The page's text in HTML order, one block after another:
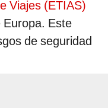
Viajes (ETIAS)
Europa. Este
de seguridad